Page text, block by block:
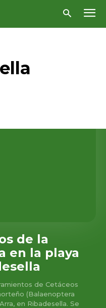
de la
en la playa
de Cetáceos
(Balaenoptera
en Ribadesella. Se